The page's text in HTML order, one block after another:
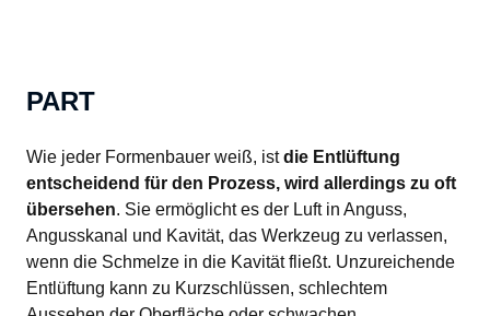
PART
Wie jeder Formenbauer weiß, ist die Entlüftung
entscheidend für den Prozess, wird allerdings zu oft
übersehen. Sie ermöglicht es der Luft in Anguss,
Angusskanal und Kavität, das Werkzeug zu verlassen,
wenn die Schmelze in die Kavität fließt. Unzureichende
Entlüftung kann zu Kurzschlüssen, schlechtem